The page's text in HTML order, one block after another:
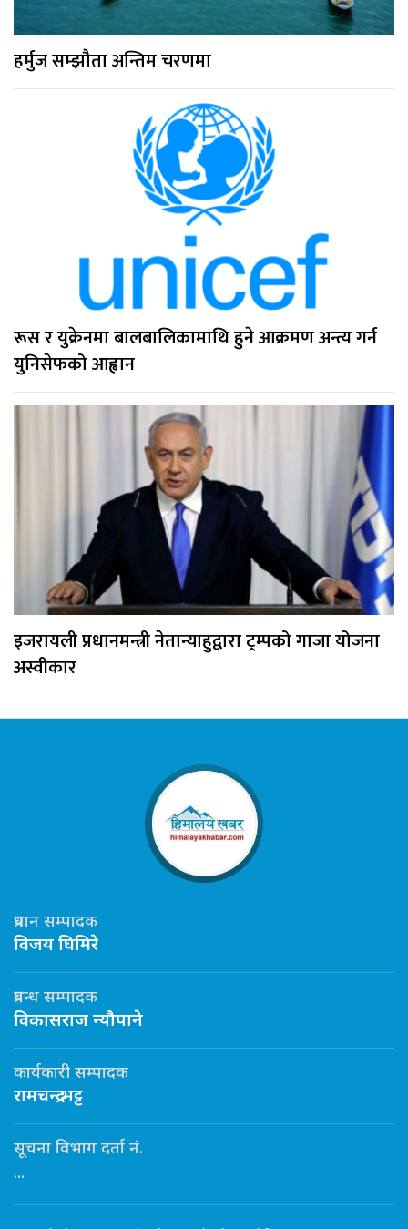
हर्मुज सम्झौता अन्तिम चरणमा
रूस र युक्रेनमा बालबालिकामाथि हुने आक्रमण अन्त्य गर्न
युनिसेफको आह्वान
इजरायली प्रधानमन्त्री नेतान्याहुद्वारा ट्रम्पको गाजा योजना
अस्वीकार
प्रधान सम्पादक
विजय घिमिरे
प्रबन्ध सम्पादक
विकासराज न्यौपाने
कार्यकारी सम्पादक
रामचन्द्र भट्ट
सूचना विभाग दर्ता नं.
...